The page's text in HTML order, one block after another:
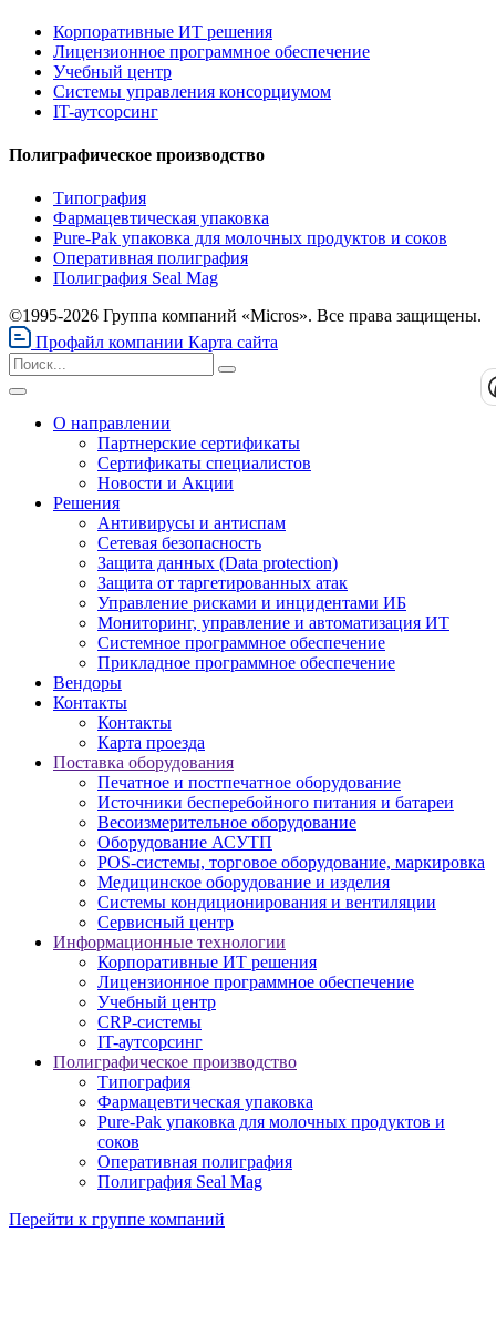
Корпоративные ИТ решения
Лицензионное программное обеспечение
Учебный центр
Системы управления консорциумом
IT-аутсорсинг
Полиграфическое производство
Типография
Фармацевтическая упаковка
Pure-Pak упаковка для молочных продуктов и соков
Оперативная полиграфия
Полиграфия Seal Mag
©1995-2026 Группа компаний «Micros». Все права защищены.
Профайл компании Карта сайта
О направлении
Партнерские сертификаты
Сертификаты специалистов
Новости и Акции
Решения
Антивирусы и антиспам
Сетевая безопасность
Защита данных (Data protection)
Защита от таргетированных атак
Управление рисками и инцидентами ИБ
Мониторинг, управление и автоматизация ИТ
Системное программное обеспечение
Прикладное программное обеспечение
Вендоры
Контакты
Контакты
Карта проезда
Поставка оборудования
Печатное и постпечатное оборудование
Источники бесперебойного питания и батареи
Весоизмерительное оборудование
Оборудование АСУТП
POS-системы, торговое оборудование, маркировка
Медицинское оборудование и изделия
Системы кондиционирования и вентиляции
Сервисный центр
Информационные технологии
Корпоративные ИТ решения
Лицензионное программное обеспечение
Учебный центр
CRP-системы
IT-аутсорсинг
Полиграфическое производство
Типография
Фармацевтическая упаковка
Pure-Pak упаковка для молочных продуктов и
соков
Оперативная полиграфия
Полиграфия Seal Mag
Перейти к группе компаний